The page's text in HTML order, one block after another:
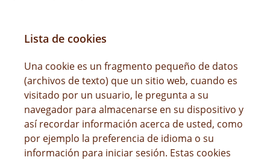
Lista de cookies
Una cookie es un fragmento pequeño de datos
(archivos de texto) que un sitio web, cuando es
visitado por un usuario, le pregunta a su
navegador para almacenarse en su dispositivo y
así recordar información acerca de usted, como
por ejemplo la preferencia de idioma o su
información para iniciar sesión. Estas cookies